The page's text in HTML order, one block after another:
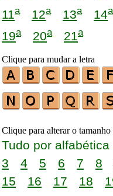
11a 12a 13a 14a
19a 20a 21 a
Clique para mudar a letra
Clique para alterar o tamanho
Tudo por alfabética
3
4 5 6 7 8
15
16 17 18